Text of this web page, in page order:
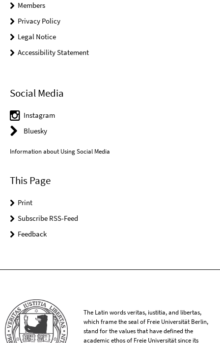
Members
Privacy Policy
Legal Notice
Accessibility Statement
Social Media
Instagram
Bluesky
Information about Using Social Media
This Page
Print
Subscribe RSS-Feed
Feedback
The Latin words veritas, iustitia, and libertas,
which frame the seal of Freie Universität Berlin,
stand for the values that have defined the
academic ethos of Freie Universität since its